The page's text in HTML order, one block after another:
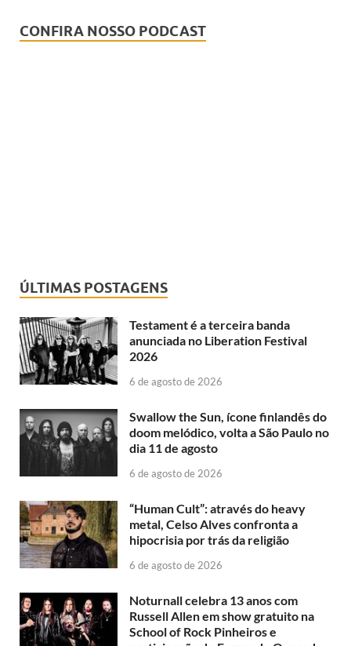
CONFIRA NOSSO PODCAST
ÚLTIMAS POSTAGENS
Testament é a terceira banda
anunciada no Liberation Festival
2026
6 de agosto de 2026
Swallow the Sun, ícone finlandês do
doom melódico, volta a São Paulo no
dia 11 de agosto
6 de agosto de 2026
“Human Cult”: através do heavy
metal, Celso Alves confronta a
hipocrisia por trás da religião
6 de agosto de 2026
Noturnall celebra 13 anos com
Russell Allen em show gratuito na
School of Rock Pinheiros e